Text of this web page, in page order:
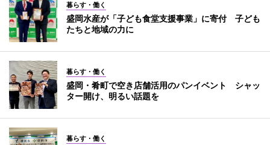
暮らす・働く
盛岡水産が「子ども食堂支援事業」に寄付 子ども
たちと地域の力に
暮らす・働く
盛岡・肴町で空き店舗活用のパンイベント シャッ
ター開け、明るい話題を
暮らす・働く